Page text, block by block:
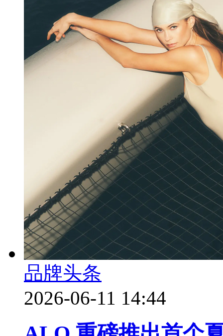
品牌头条
2026-06-11 14:44